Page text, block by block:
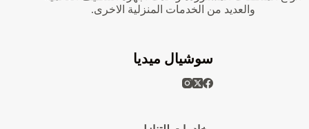
والعديد من الخدمات المنزلية الاخرى.
سوشيال ميديا